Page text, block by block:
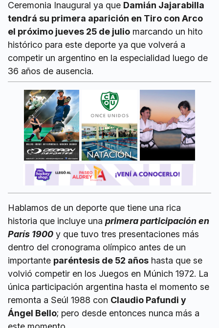
Ceremonia Inaugural ya que Damián Jajarabilla
tendrá su primera aparición en Tiro con Arco
el próximo jueves 25 de julio marcando un hito
histórico para este deporte ya que volverá a
competir un argentino en la especialidad luego de
36 años de ausencia.
Hablamos de un deporte que tiene una rica
historia que incluye una primera participación en
París 1900 y que tuvo tres presentaciones más
dentro del cronograma olímpico antes de un
importante paréntesis de 52 años hasta que se
volvió competir en los Juegos en Múnich 1972. La
única participación argentina hasta el momento se
remonta a Seúl 1988 con Claudio Pafundi y
Ángel Bello; pero desde entonces nunca más a